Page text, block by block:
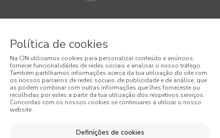
Termos e Condições
Política de Privacidade
Política de Cookies
Condições Gerais de Venda
Política de cookies
Na CIN utilizamos cookies para personalizar conteúdo e anúncios,
fornecer funcionalidades de redes sociais e analisar o nosso tráfego.
Também partilhamos informações acerca da tua utilização do site com
os nossos parceiros de redes sociais, de publicidade e de análise, que
as podem combinar com outras informações que lhes forneceste ou
recolhidas por estes a partir da tua utilização dos respetivos serviços.
Concordas com os nossos cookies se continuares a utilizar o nosso
website.
Definições de cookies